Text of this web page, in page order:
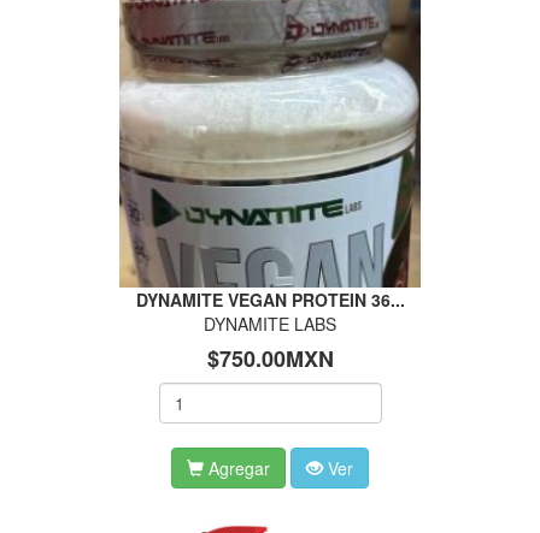
DYNAMITE VEGAN PROTEIN 36...
DYNAMITE LABS
$750.00MXN
Agregar Ver